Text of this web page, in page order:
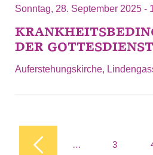
Sonntag, 28. September 2025 -
DER GOTTESDIENST
Auferstehungskirche,
Seiten … 3